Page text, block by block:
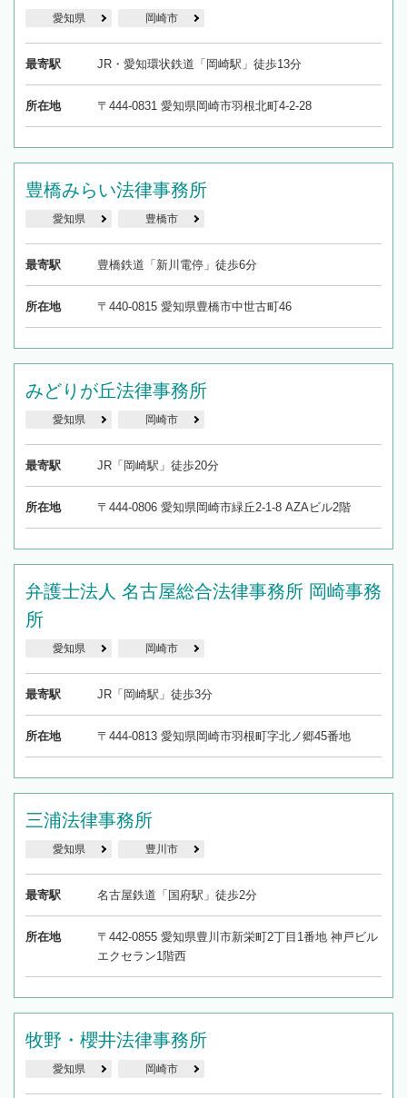
愛知県 岡崎市
最寄駅 JR・愛知環状鉄道「岡崎駅」徒歩13分
所在地 〒444-0831 愛知県岡崎市羽根北町4-2-28
豊橋みらい法律事務所
愛知県 豊橋市
最寄駅 豊橋鉄道「新川電停」徒歩6分
所在地 〒440-0815 愛知県豊橋市中世古町46
みどりが丘法律事務所
愛知県 岡崎市
最寄駅 JR「岡崎駅」徒歩20分
所在地 〒444-0806 愛知県岡崎市緑丘2-1-8 AZAビル2階
弁護士法人 名古屋総合法律事務所 岡崎事務
所
愛知県 岡崎市
最寄駅 JR「岡崎駅」徒歩3分
所在地 〒444-0813 愛知県岡崎市羽根町字北ノ郷45番地
三浦法律事務所
愛知県 豊川市
最寄駅 名古屋鉄道「国府駅」徒歩2分
所在地
〒442-0855 愛知県豊川市新栄町2丁目1番地 神戸ビル
エクセラン1階西
牧野・櫻井法律事務所
愛知県 岡崎市